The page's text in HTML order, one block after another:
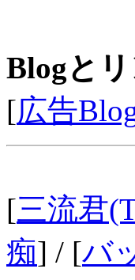
Blogと
[広告
[三流君
痴] / [バ